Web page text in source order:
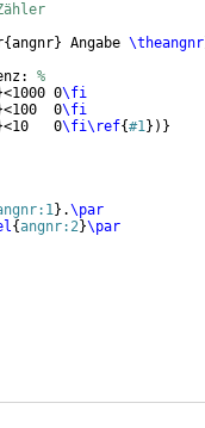
{angnr} Angabe \theangnr
%
<1000 0\fi
<100  0\fi
<10   0\fi\ref{#1} )}
} .\par
{angnr:2}\par